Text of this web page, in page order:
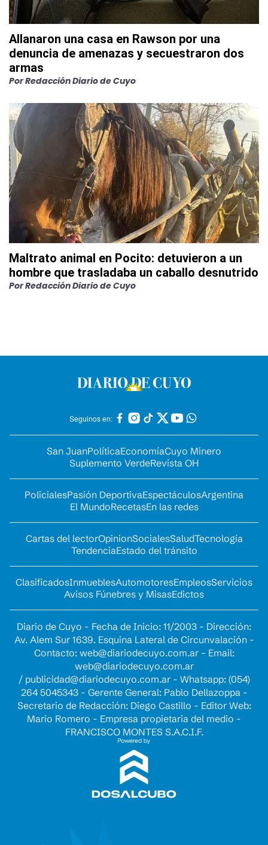
Allanaron una casa en Rawson por una
denuncia de amenazas y secuestraron dos
armas
PorRedacción Diario de Cuyo
Maltrato animal en Pocito: detuvieron a un
hombre que trasladaba un caballo desnutrido
PorRedacción Diario de Cuyo
Seguinos en:
San JuanPolíticaEconomíaCuyo Minero
Suplemento VerdeRevista OH
PolicialesPasión DeportivaEspectáculosArgentina
El MundoRecetasEn las redes
Cartas del lectorOpinionSocialesSaludTecnología
TendenciaEstado del tránsito
ClasificadosInmueblesAutomotoresEmpleosServicios
Avisos Fúnebres y MisasEdictos
Diario de Cuyo - Fecha de Inicio: 11/2003 - Dirección:
Av. Alem Sur 1639. Esquina Lateral de Circunvalación -
Contacto: web@diariodecuyo.com.ar- Email:
web@diariodecuyo.com.ar
/ publicidad@diariodecuyo.com.ar- Whatsapp: (054)
264 5045343 - Gerente General: Pablo Dellazoppa -
Secretario de Redacción: Diego Castillo - Editor Web:
Mario Romero - Empresa propietaria del medio -
FRANCISCO MONTES S.A.C.I.F.